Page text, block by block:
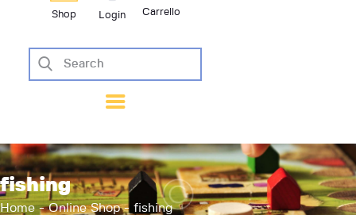
Shop Login Carrello
fishing
Home Online Shop fishing
HOME
SHOP
SCAMBIA
AIUTO
BLOG-NEWS
EVENTI